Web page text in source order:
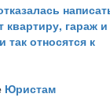
гараж и
относятся к
Юристам